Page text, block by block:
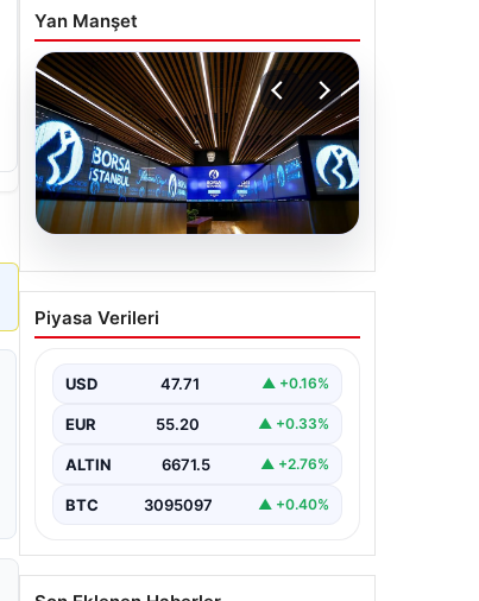
Yan Manşet
Yatırım araçlarının haftalık
performansı nasıl oldu?
Piyasa Verileri
USD 47.71 ▲ +0.16%
EUR 55.20 ▲ +0.33%
ALTIN 6671.5 ▲ +2.76%
BTC 3095097 ▲ +0.40%